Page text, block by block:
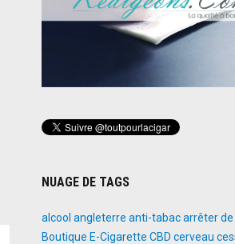
NUAGE DE TAGS
alcool angleterre anti-tabacarrêter
Boutique E-Cigarette CBD cerveau